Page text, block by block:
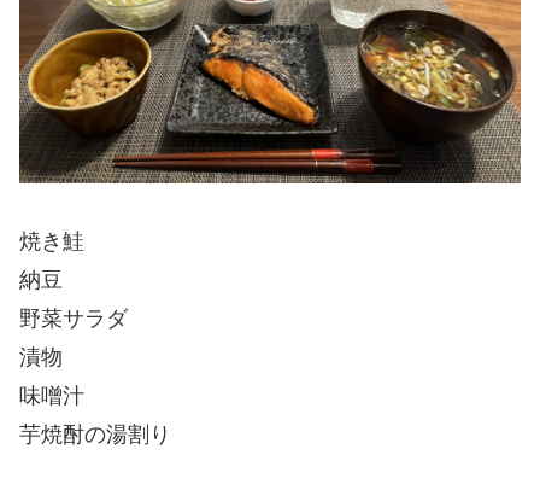
焼き鮭
納豆
野菜サラダ
漬物
味噌汁
芋焼酎の湯割り